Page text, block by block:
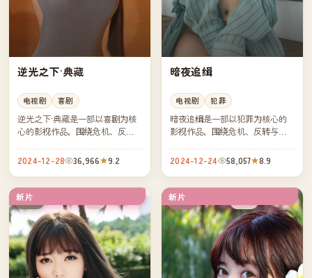
逆光之下·典藏
电视剧 喜剧
逆光之下·典藏是一部以喜剧为核
心的影视作品，围绕危机、反转
凑，值得推荐观看。
2024-12-28 36,966 9.2
暗夜追缉
电视剧 犯罪
暗夜追缉是一部以犯罪为核心的
影视作品，围绕危机、反转与人
得推荐观看。
2024-12-24 58,057 8.9
新片
日本 新片
中国